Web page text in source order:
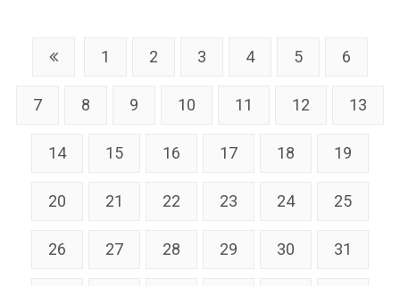
1 2 3 4 5 6
7 8 9 10 11 12 13
14 15 16 17 18 19
20 21 22 23 24 25
26 27 28 29 30 31